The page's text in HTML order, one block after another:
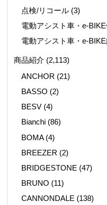
点検/リコール (3)
電動アシスト車・e-
電動アシスト車・e-
商品紹介 (2,113)
ANCHOR (21)
BASSO (2)
BESV (4)
Bianchi (86)
BOMA(4)
BREEZER (2)
BRIDGESTONE (47)
BRUNO (11)
CANNONDALE (138)